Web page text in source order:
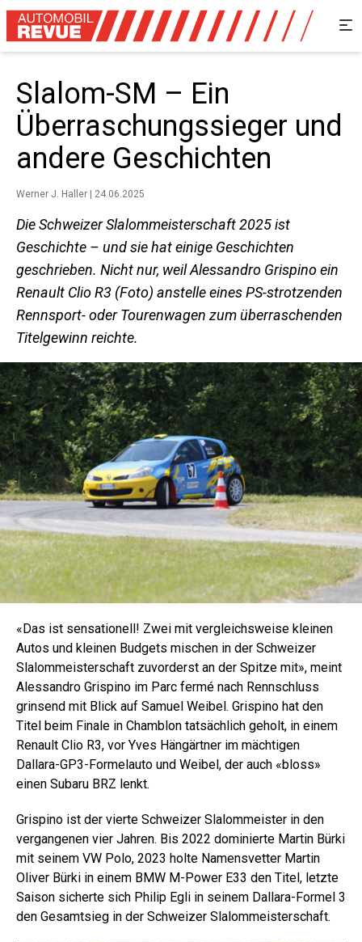
Slalom-SM – Ein
Überraschungssieger und
andere Geschichten
Werner J. Haller | 24.06.2025
Die Schweizer Slalommeisterschaft 2025 ist
Geschichte – und sie hat einige Geschichten
geschrieben. Nicht nur, weil Alessandro Grispino ein
Renault Clio R3 (Foto) anstelle eines PS-strotzenden
Rennsport- oder Tourenwagen zum überraschenden
Titelgewinn reichte.
«Das ist sensationell! Zwei mit vergleichsweise kleinen
Autos und kleinen Budgets mischen in der Schweizer
Slalommeisterschaft zuvorderst an der Spitze mit», meint
Alessandro Grispino im Parc fermé nach Rennschluss
grinsend mit Blick auf Samuel Weibel. Grispino hat den
Titel beim Finale in Chamblon tatsächlich geholt, in einem
Renault Clio R3, vor Yves Hängärtner im mächtigen
Dallara-GP3-Formelauto und Weibel, der auch «bloss»
einen Subaru BRZ lenkt.
Grispino ist der vierte Schweizer Slalommeister in den
vergangenen vier Jahren. Bis 2022 dominierte Martin Bürki
mit seinem VW Polo, 2023 holte Namensvetter Martin
Oliver Bürki in einem BMW M-Power E33 den Titel, letzte
Saison sicherte sich Philip Egli in seinem Dallara-Formel 3
den Gesamtsieg in der Schweizer Slalommeisterschaft.